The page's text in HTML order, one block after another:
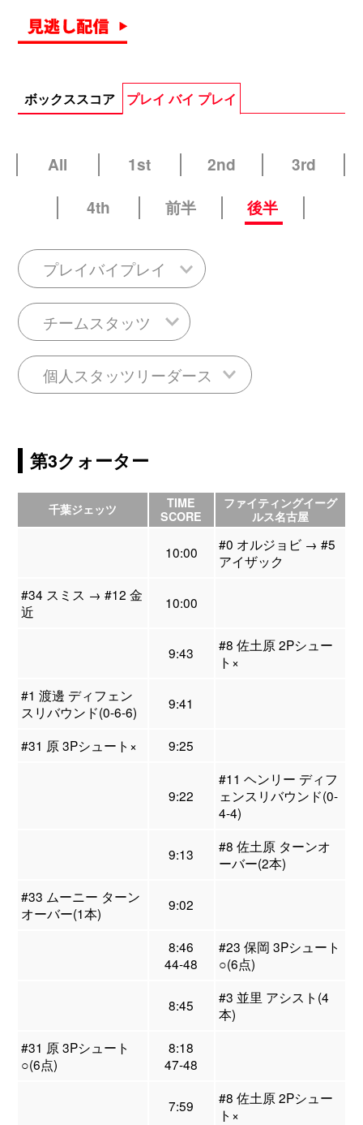
ボックススコア プレイ バイ プレイ
All 1st 2nd
3rd
4th
前半 後半
プレイバイプレイ
チームスタッツ
個人スタッツリーダース
第3クォーター
千葉ジェッツ
TIME
SCORE
ファイティングイーグ
ルス名古屋
10:00
#0 オルジョビ → #5
アイザック
#34 スミス → #12 金
近
10:00
9:43
#8 佐土原 2Pシュー
ト×
#1 渡邊 ディフェン
スリバウンド(0-6-6)
9:41
#31 原 3Pシュート× 9:25
9:22
#11 ヘンリー ディフ
ェンスリバウンド(0-
4-4)
9:13
#8 佐土原 ターンオ
ーバー(2本)
#33 ムーニー ターン
オーバー(1本)
9:02
8:46
44-48
#23 保岡 3Pシュート
○(6点)
8:45
#3 並里 アシスト(4
本)
#31 原 3Pシュート
○(6点)
8:18
47-48
7:59
#8 佐土原 2Pシュー
ト×